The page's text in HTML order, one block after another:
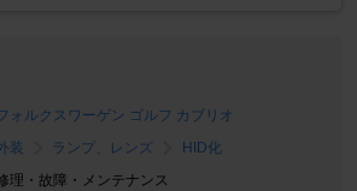
ォルクスワーゲン ゴルフ カブリオ
装 ランプ、レンズ
HID化
理・故障・メンテナンス